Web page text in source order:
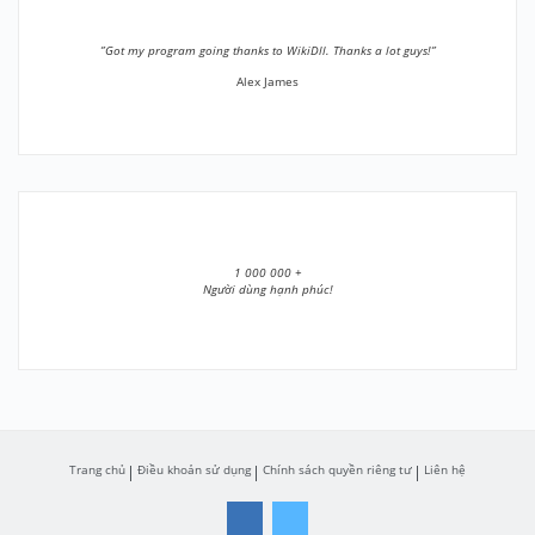
”Got my program going thanks to WikiDll. Thanks a lot guys!”
Alex James
1 000 000 +
Người dùng hạnh phúc!
Trang chủ Điều khoản sử dụng Chính sách quyền riêng tư Liên hệ